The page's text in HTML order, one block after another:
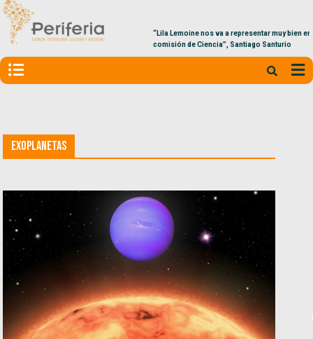
“Lila Lemoine nos va a representar muy bien en la
comisión de Ciencia”, Santiago Santurio
Exoplanetas